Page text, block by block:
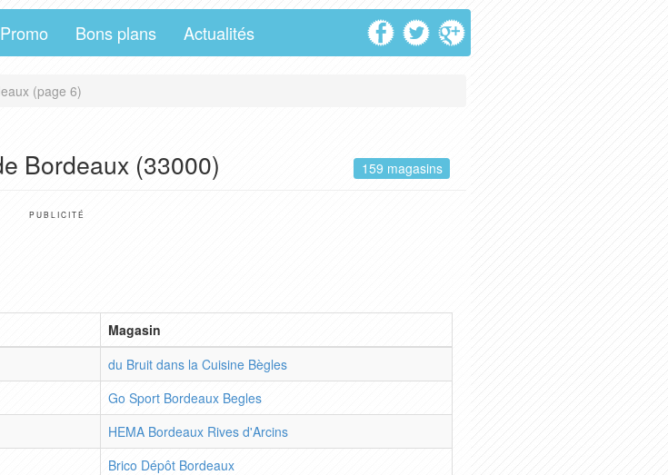
Bons plans Actualités
(page 6)
Bordeaux (33000) 159 magasins
PUBLICITÉ
Magasin
du Bruit dans la Cuisine Bègles
Go Sport Bordeaux Begles
HEMA Bordeaux Rives d'Arcins
Brico Dépôt Bordeaux